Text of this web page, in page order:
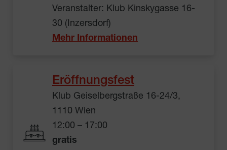
Veranstalter: Klub Kinskygasse 16-
30 (Inzersdorf)
Mehr Informationen
Eröffnungsfest
Klub Geiselbergstraße 16-24/3,
1110 Wien
12:00 – 17:00
gratis